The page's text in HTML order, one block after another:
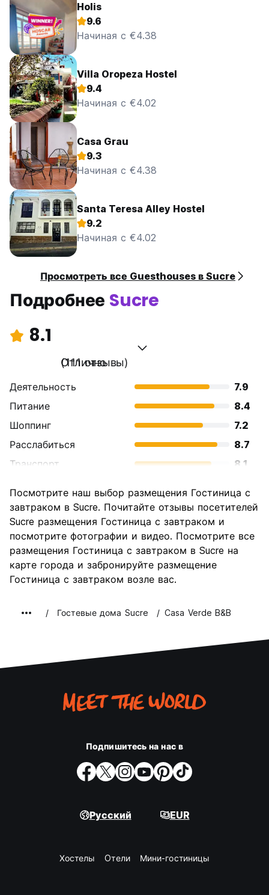
Holis
9.6
Начиная с €4.38
Villa Oropeza Hostel
9.4
Начиная с €4.02
Casa Grau
9.3
Начиная с €4.38
Santa Teresa Alley Hostel
9.2
Начиная с €4.02
Просмотреть все Guesthouses в Sucre
Подробнее Sucre
8.1
Отлично
(111 отзывы)
Деятельность
7.9
Питание
8.4
Шоппинг
7.2
Расслабиться
8.7
Транспорт
8.1
достопримечательностей
8.2
Культура
Ночная жизнь
7.1
Соотношение цены и
качества
Посмотрите наш выбор размещения Гостиница с
завтраком в Sucre. Почитайте отзывы посетителей
Sucre размещения Гостиница с завтраком и
посмотрите фотографии и видео. Посмотрите все
размещения Гостиница с завтраком в Sucre на
карте города и забронируйте размещение
Гостиница с завтраком возле вас.
Гостевые дома Sucre Casa Verde B&B
Подпишитесь на нас в
Русский EUR
Хостелы Oтели Мини-гостиницы